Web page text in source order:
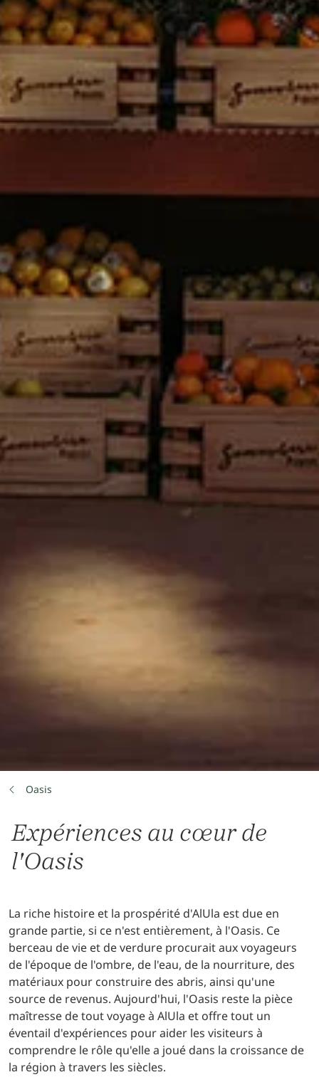
Oasis
Expériences au cœur de
l'Oasis
La riche histoire et la prospérité d'AlUla est due en
grande partie, si ce n'est entièrement, à l'Oasis. Ce
berceau de vie et de verdure procurait aux voyageurs
de l'époque de l'ombre, de l'eau, de la nourriture, des
matériaux pour construire des abris, ainsi qu'une
source de revenus. Aujourd'hui, l'Oasis reste la pièce
maîtresse de tout voyage à AlUla et offre tout un
éventail d'expériences pour aider les visiteurs à
comprendre le rôle qu'elle a joué dans la croissance de
la région à travers les siècles.